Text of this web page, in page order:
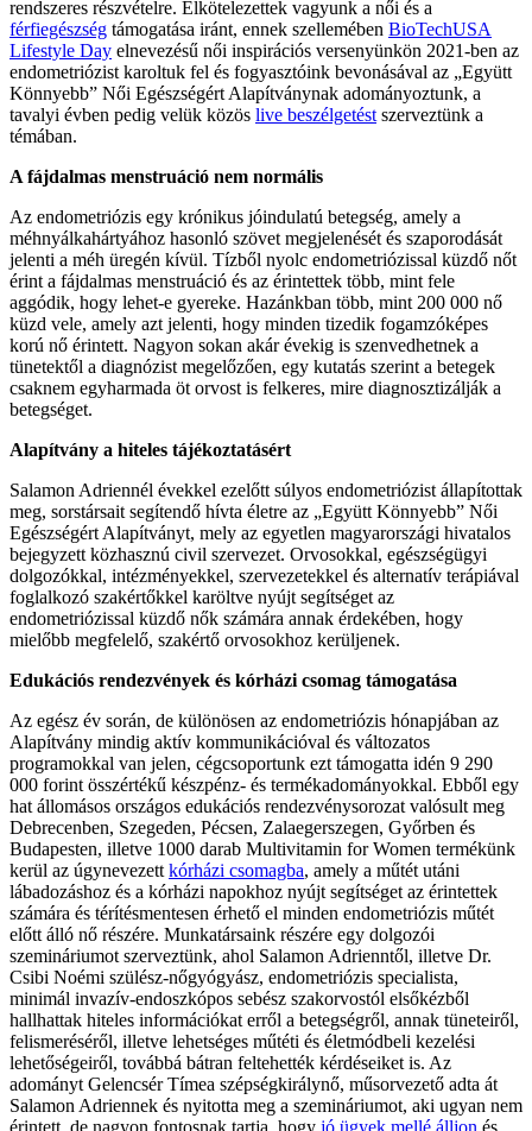
rendszeres részvételre. Elkötelezettek vagyunk a női és a
férfiegészség támogatása iránt, ennek szellemében BioTechUSA
Lifestyle Day elnevezésű női inspirációs versenyünkön 2021-ben az
endometriózist karoltuk fel és fogyasztóink bevonásával az „Együtt
Könnyebb” Női Egészségért Alapítványnak adományoztunk, a
tavalyi évben pedig velük közös live beszélgetéstszerveztünk a
témában.
A fájdalmas menstruáció nem normális
Az endometriózis egy krónikus jóindulatú betegség, amely a
méhnyálkahártyához hasonló szövet megjelenését és szaporodását
jelenti a méh üregén kívül. Tízből nyolc endometriózissal küzdő nőt
érint a fájdalmas menstruáció és az érintettek több, mint fele
aggódik, hogy lehet-e gyereke. Hazánkban több, mint 200 000 nő
küzd vele, amely azt jelenti, hogy minden tizedik fogamzóképes
korú nő érintett. Nagyon sokan akár évekig is szenvedhetnek a
tünetektől a diagnózist megelőzően, egy kutatás szerint a betegek
csaknem egyharmada öt orvost is felkeres, mire diagnosztizálják a
betegséget.
Alapítvány a hiteles tájékoztatásért
Salamon Adriennél évekkel ezelőtt súlyos endometriózist állapítottak
meg, sorstársait segítendő hívta életre az „Együtt Könnyebb” Női
Egészségért Alapítványt, mely az egyetlen magyarországi hivatalos
bejegyzett közhasznú civil szervezet. Orvosokkal, egészségügyi
dolgozókkal, intézményekkel, szervezetekkel és alternatív terápiával
foglalkozó szakértőkkel karöltve nyújt segítséget az
endometriózissal küzdő nők számára annak érdekében, hogy
mielőbb megfelelő, szakértő orvosokhoz kerüljenek.
Edukációs rendezvények és kórházi csomag támogatása
Az egész év során, de különösen az endometriózis hónapjában az
Alapítvány mindig aktív kommunikációval és változatos
programokkal van jelen, cégcsoportunk ezt támogatta idén 9 290
000 forint összértékű készpénz- és termékadományokkal. Ebből egy
hat állomásos országos edukációs rendezvénysorozat valósult meg
Debrecenben, Szegeden, Pécsen, Zalaegerszegen, Győrben és
Budapesten, illetve 1000 darab Multivitamin for Women termékünk
kerül az úgynevezettkórházi csomagba, amely a műtét utáni
lábadozáshoz és a kórházi napokhoz nyújt segítséget az érintettek
számára és térítésmentesen érhető el minden endometriózis műtét
előtt álló nő részére. Munkatársaink részére egy dolgozói
szemináriumot szerveztünk, ahol Salamon Adrienntől, illetve Dr.
Csibi Noémi szülész-nőgyógyász, endometriózis specialista,
minimál invazív-endoszkópos sebész szakorvostól elsőkézből
hallhattak hiteles információkat erről a betegségről, annak tüneteiről,
felismeréséről, illetve lehetséges műtéti és életmódbeli kezelési
lehetőségeiről, továbbá bátran feltehették kérdéseiket is. Az
adományt Gelencsér Tímea szépségkirálynő, műsorvezető adta át
Salamon Adriennek és nyitotta meg a szemináriumot, aki ugyan nem